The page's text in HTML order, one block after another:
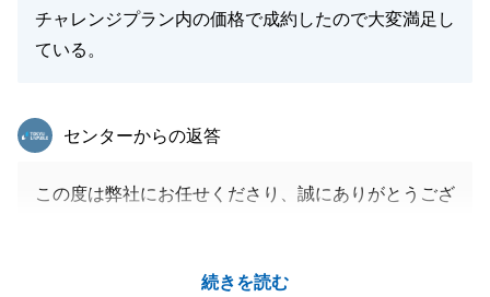
チャレンジプラン内の価格で成約したので大変満足し
ている。
続きを読む
東急リバブル
センターからの返答
この度は弊社にお任せくださり、誠にありがとうござ